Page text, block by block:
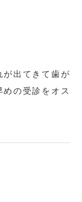
が出てきて歯が
の受診をオス